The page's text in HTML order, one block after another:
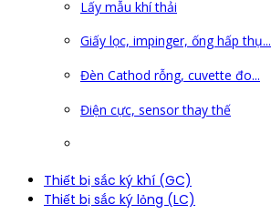
Lấy mẫu khí thải
Giấy lọc, impinger, ống hấp thụ...
Đèn Cathod rỗng, cuvette đo...
Điện cực, sensor thay thế
Thiết bị sắc ký khí (GC)
Thiết bị sắc ký lỏng (LC)